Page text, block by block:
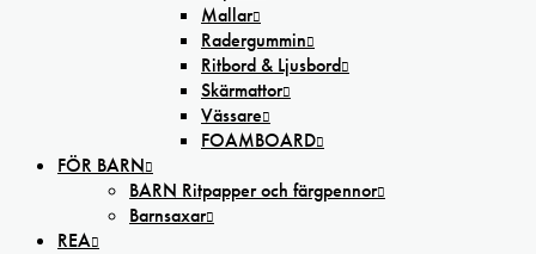
Mallar
Radergummin
Ritbord & Ljusbord
Skärmattor
Vässare
FOAMBOARD
FÖR BARN
BARN Ritpapper och färgpennor
Barnsaxar
REA